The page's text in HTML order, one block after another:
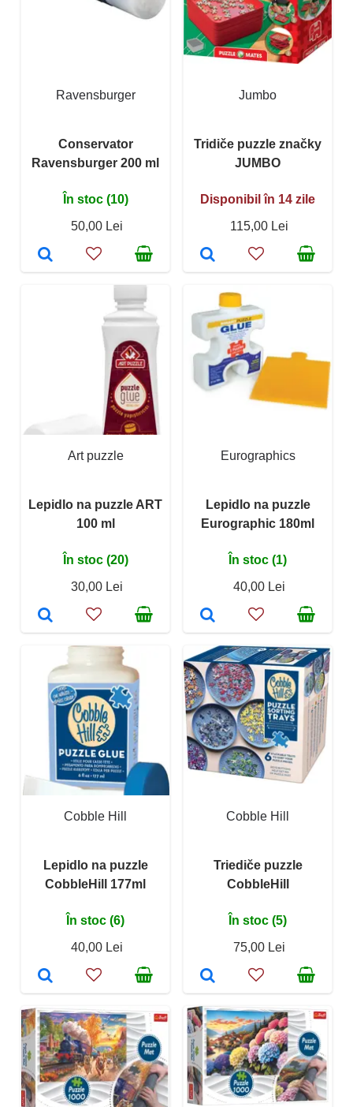
Ravensburger
Conservator
Ravensburger 200 ml
În stoc (10)
50,00 Lei
Jumbo
Tridiče puzzle značky
JUMBO
Disponibil în 14 zile
115,00 Lei
Art puzzle
Lepidlo na puzzle ART
100 ml
În stoc (20)
30,00 Lei
Eurographics
Lepidlo na puzzle
Eurographic 180ml
În stoc (1)
40,00 Lei
Cobble Hill
Lepidlo na puzzle
CobbleHill 177ml
În stoc (6)
40,00 Lei
Cobble Hill
Triediče puzzle
CobbleHill
În stoc (5)
75,00 Lei